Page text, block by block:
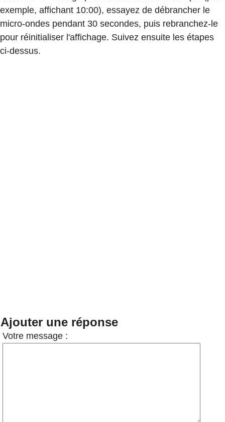
exemple, affichant 10:00), essayez de débrancher le
micro-ondes pendant 30 secondes, puis rebranchez-le
pour réinitialiser l'affichage. Suivez ensuite les étapes
ci-dessus.
Ajouter une réponse
Votre message :